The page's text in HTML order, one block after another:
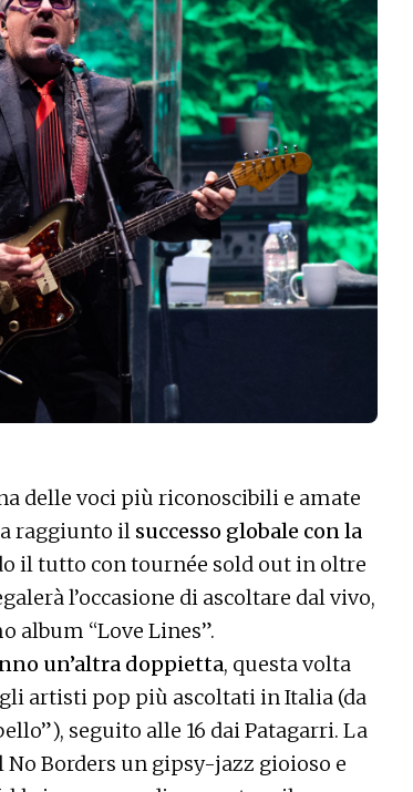
delle voci più riconoscibili e amate
raggiunto il successo globale con la
il tutto con tournée sold out in oltre
l’occasione di ascoltare dal vivo,
album “Love Lines”.
un’altra doppietta, questa volta
artisti pop più ascoltati in Italia (da
seguito alle 16 dai Patagarri. La
Borders un gipsy-jazz gioioso e